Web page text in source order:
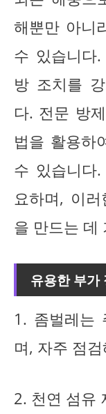
해뿐만 아니
수 있습니다
방 조치를
다. 전문 방
법을 활용하
수 있습니다
요하며, 이
을 만드는 데
유용한 부가
1. 좀벌레는
며, 자주 점
2. 천연 섬유